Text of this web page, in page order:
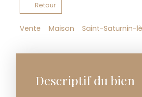
Retour
Vente Maison Saint-Saturnin-
Descriptif du bien